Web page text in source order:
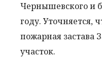
Чернышевского и
году. Уточняется,
пожарная застава
участок.